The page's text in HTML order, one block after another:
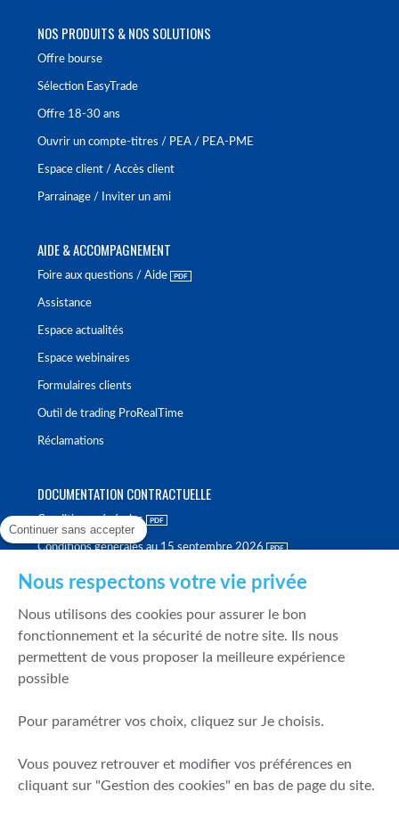
NOS PRODUITS & NOS SOLUTIONS
Offre bourse
Sélection EasyTrade
Offre 18-30 ans
Ouvrir un compte-titres / PEA / PEA-PME
Espace client / Accès client
Parrainage / Inviter un ami
AIDE & ACCOMPAGNEMENT
Foire aux questions / Aide
Assistance
Espace actualités
Espace webinaires
Formulaires clients
Outil de trading ProRealTime
Réclamations
DOCUMENTATION CONTRACTUELLE
Conditions générales
Conditions générales au 15 septembre 2026
Politique de meilleure sélection
Politique de durabilité
Fonds de garantie des dépôts et de résolution
Mentions légales
Prévention de la fraude
Continuer sans accepter
Nous respectons votre vie privée
Nous utilisons des cookies pour assurer le bon
fonctionnement et la sécurité de notre site. Ils nous
permettent de vous proposer la meilleure expérience
possible
Pour paramétrer vos choix, cliquez sur Je choisis.
Vous pouvez retrouver et modifier vos préférences en
cliquant sur "Gestion des cookies" en bas de page du site.